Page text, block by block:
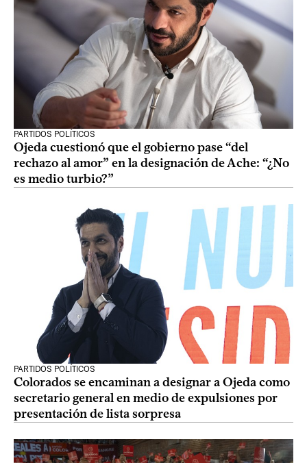
PARTIDOS POLÍTICOS
Ojeda cuestionó que el gobierno pase “del
rechazo al amor” en la designación de Ache: “¿No
es medio turbio?”
PARTIDOS POLÍTICOS
Colorados se encaminan a designar a Ojeda como
secretario general en medio de expulsiones por
presentación de lista sorpresa